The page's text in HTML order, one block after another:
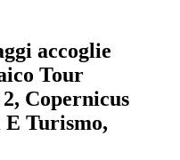
accoglie
Tour
Copernicus
Turismo,